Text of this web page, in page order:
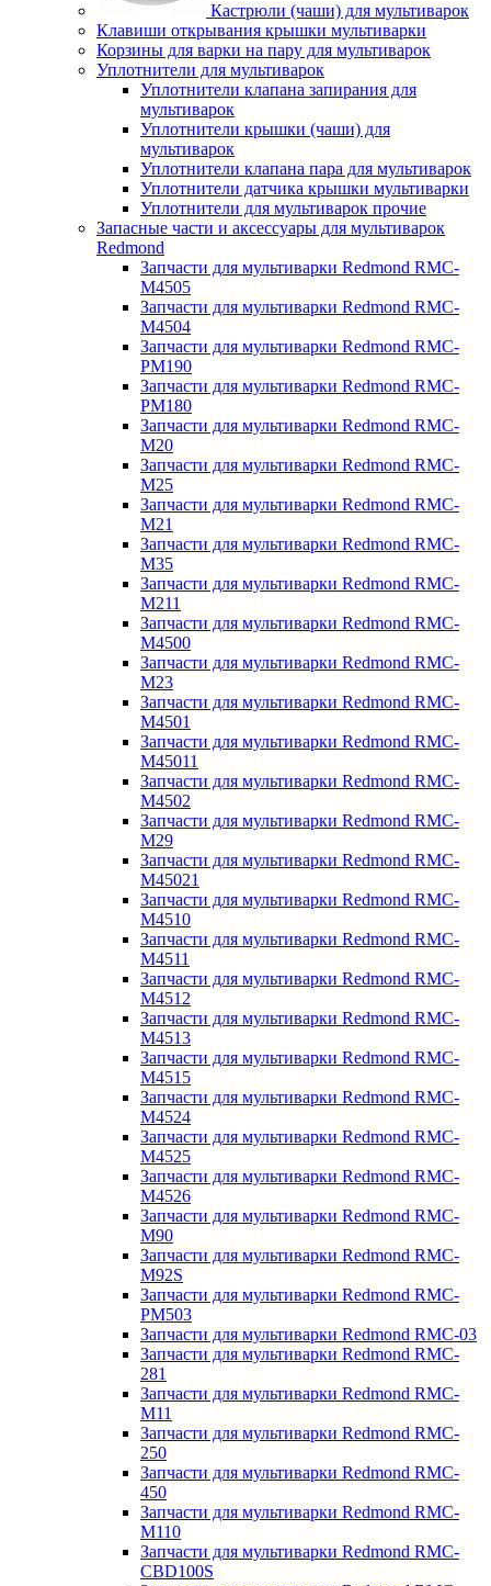
Кастрюли (чаши) для мультиварок
Клавиши открывания крышки мультиварки
Корзины для варки на пару для мультиварок
Уплотнители для мультиварок
Уплотнители клапана запирания для
мультиварок
Уплотнители крышки (чаши) для
мультиварок
Уплотнители клапана пара для мультиварок
Уплотнители датчика крышки мультиварки
Уплотнители для мультиварок прочие
Запасные части и аксессуары для мультиварок
Redmond
Запчасти для мультиварки Redmond RMC-
M4505
Запчасти для мультиварки Redmond RMC-
M4504
Запчасти для мультиварки Redmond RMC-
PM190
Запчасти для мультиварки Redmond RMC-
PM180
Запчасти для мультиварки Redmond RMC-
M20
Запчасти для мультиварки Redmond RMC-
M25
Запчасти для мультиварки Redmond RMC-
M21
Запчасти для мультиварки Redmond RMC-
M35
Запчасти для мультиварки Redmond RMC-
M211
Запчасти для мультиварки Redmond RMC-
M4500
Запчасти для мультиварки Redmond RMC-
M23
Запчасти для мультиварки Redmond RMC-
M4501
Запчасти для мультиварки Redmond RMC-
M45011
Запчасти для мультиварки Redmond RMC-
M4502
Запчасти для мультиварки Redmond RMC-
M29
Запчасти для мультиварки Redmond RMC-
M45021
Запчасти для мультиварки Redmond RMC-
M4510
Запчасти для мультиварки Redmond RMC-
M4511
Запчасти для мультиварки Redmond RMC-
M4512
Запчасти для мультиварки Redmond RMC-
M4513
Запчасти для мультиварки Redmond RMC-
M4515
Запчасти для мультиварки Redmond RMC-
M4524
Запчасти для мультиварки Redmond RMC-
M4525
Запчасти для мультиварки Redmond RMC-
M4526
Запчасти для мультиварки Redmond RMC-
M90
Запчасти для мультиварки Redmond RMC-
M92S
Запчасти для мультиварки Redmond RMC-
PM503
Запчасти для мультиварки Redmond RMC-03
Запчасти для мультиварки Redmond RMC-
281
Запчасти для мультиварки Redmond RMC-
M11
Запчасти для мультиварки Redmond RMC-
250
Запчасти для мультиварки Redmond RMC-
450
Запчасти для мультиварки Redmond RMC-
M110
Запчасти для мультиварки Redmond RMC-
CBD100S